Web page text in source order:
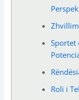
Sportet
Roli i